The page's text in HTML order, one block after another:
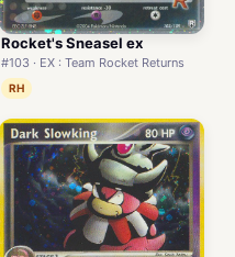
Rocket's Sneasel ex
#103 · EX : Team Rocket Returns
RH